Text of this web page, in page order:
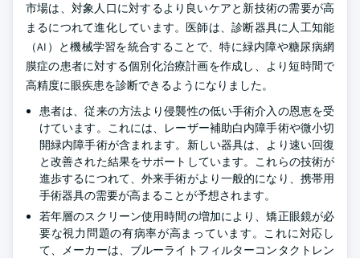
市場は、対象人口に対するより良いケアと新技術の需要が高
まるにつれて進化しています。医師は、診断器具に人工知能
（AI）と機械学習を統合することで、特に緑内障や糖尿病網
膜症の患者に対する個別化治療計画を作成し、より短時間で
高精度に眼疾患を診断できるようになりました。
患者は、従来の方法より侵襲性の低い手術介入の恩恵を受
けています。これには、レーザー補助白内障手術や微小切
開緑内障手術が含まれます。新しい器具は、より速い回復
と改善された結果をサポートしています。これらの技術が
進歩するにつれて、外来手術がより一般的になり、携帯用
手術器具の需要が高まることが予想されます。
若年層のスクリーン使用時間の増加により、矯正眼鏡が必
要な視力問題の有病率が高まっています。これに対応し
て、メーカーは、ブルーライトフィルターコンタクトレン